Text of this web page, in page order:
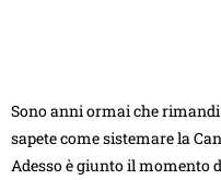
Sono anni ormai che
sapete come sistemare la
Adesso è giunto il momento